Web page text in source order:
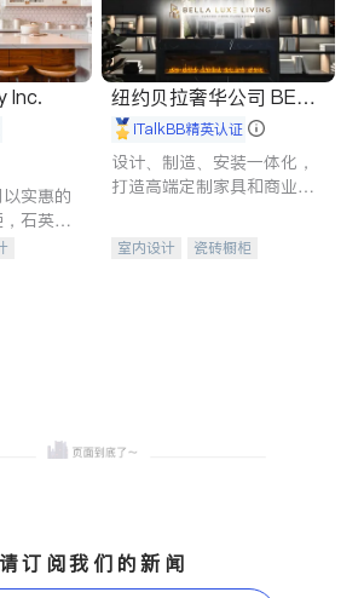
Inc.
实惠的
石英石
钢水
纽约贝拉奢华公司 BELL
A LUXE
iTalkBB精英认证
设计、制造、安装一体化，
打造高端定制家具和商业空
室内设计
瓷砖橱柜
请订阅我们的新闻